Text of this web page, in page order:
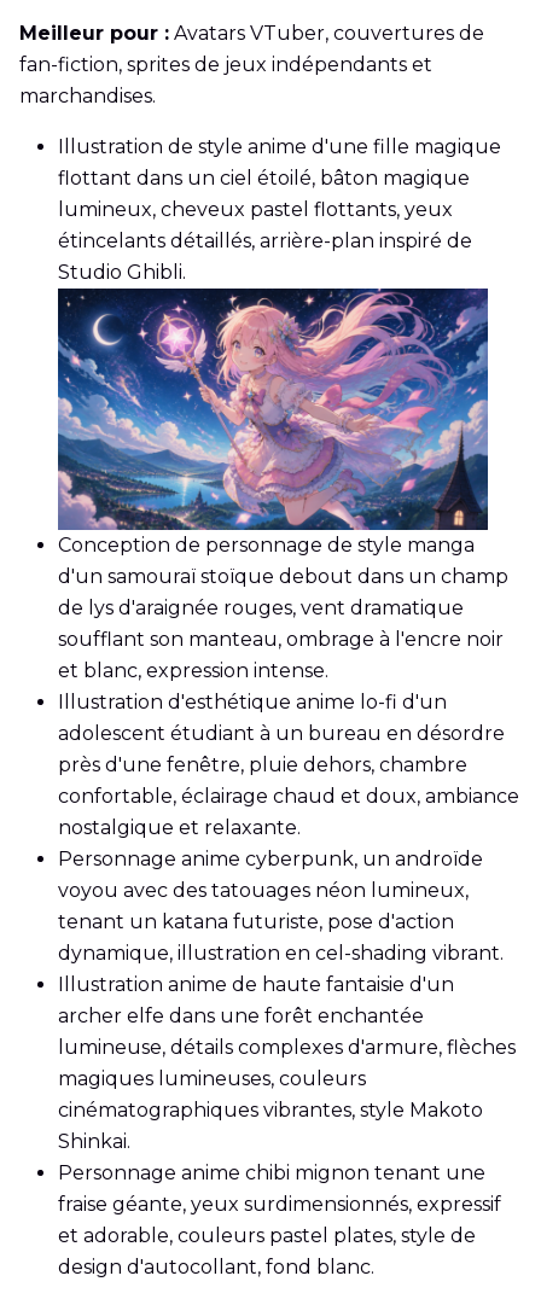
Meilleur pour : Avatars VTuber, couvertures de
fan-fiction, sprites de jeux indépendants et
marchandises.
Illustration de style anime d'une fille magique
flottant dans un ciel étoilé, bâton magique
lumineux, cheveux pastel flottants, yeux
étincelants détaillés, arrière-plan inspiré de
Studio Ghibli.
Conception de personnage de style manga
d'un samouraï stoïque debout dans un champ
de lys d'araignée rouges, vent dramatique
soufflant son manteau, ombrage à l'encre noir
et blanc, expression intense.
Illustration d'esthétique anime lo-fi d'un
adolescent étudiant à un bureau en désordre
près d'une fenêtre, pluie dehors, chambre
confortable, éclairage chaud et doux, ambiance
nostalgique et relaxante.
Personnage anime cyberpunk, un androïde
voyou avec des tatouages néon lumineux,
tenant un katana futuriste, pose d'action
dynamique, illustration en cel-shading vibrant.
Illustration anime de haute fantaisie d'un
archer elfe dans une forêt enchantée
lumineuse, détails complexes d'armure, flèches
magiques lumineuses, couleurs
cinématographiques vibrantes, style Makoto
Shinkai.
Personnage anime chibi mignon tenant une
fraise géante, yeux surdimensionnés, expressif
et adorable, couleurs pastel plates, style de
design d'autocollant, fond blanc.